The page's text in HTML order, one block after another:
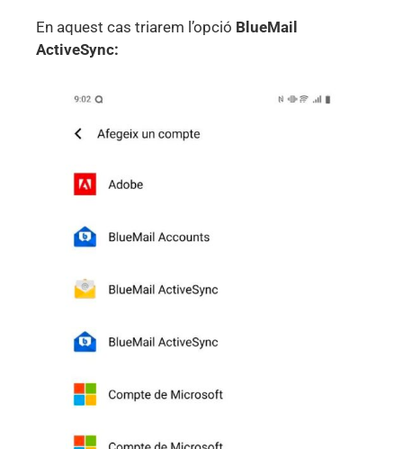
En aquest cas triarem l’opció BlueMail
ActiveSync: